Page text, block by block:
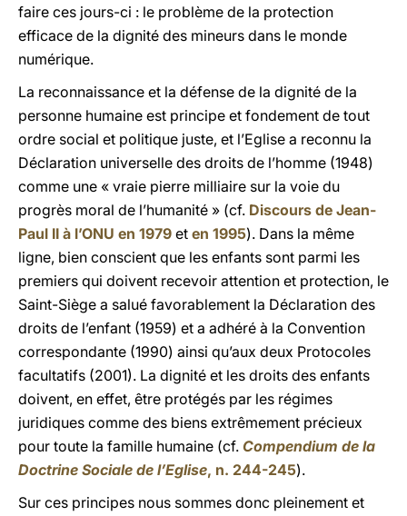
faire ces jours-ci : le problème de la protection
efficace de la dignité des mineurs dans le monde
numérique.
La reconnaissance et la défense de la dignité de la
personne humaine est principe et fondement de tout
ordre social et politique juste, et l’Eglise a reconnu la
Déclaration universelle des droits de l’homme (1948)
comme une « vraie pierre milliaire sur la voie du
progrès moral de l’humanité » (cf. Discours de Jean-
Paul II à l’ONU en 1979 et en 1995). Dans la même
ligne, bien conscient que les enfants sont parmi les
premiers qui doivent recevoir attention et protection, le
Saint-Siège a salué favorablement la Déclaration des
droits de l’enfant (1959) et a adhéré à la Convention
correspondante (1990) ainsi qu’aux deux Protocoles
facultatifs (2001). La dignité et les droits des enfants
doivent, en effet, être protégés par les régimes
juridiques comme des biens extrêmement précieux
pour toute la famille humaine (cf. Compendium de la
Doctrine Sociale de l’Eglise, n. 244-245).
Sur ces principes nous sommes donc pleinement et